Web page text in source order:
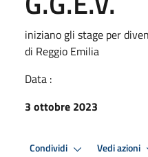
iniziano gli stage per
di Reggio Emilia
Data :
3 ottobre 2023
Condividi Vedi azioni